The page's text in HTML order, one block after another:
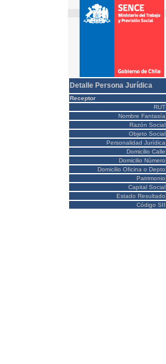
Detalle Persona Jurídica
Receptor
RUT
Nombre Fantasía
Razón Social
Objeto Social
Personalidad Jurídica
Domicilio Calle
Domicilio Número
Domicilio Oficina o Depto
Patrimonio
Capital Social
Estado Resultado
Código SII